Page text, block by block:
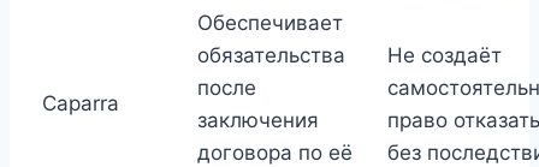
Caparra
Обеспечивает
обязательства
после
заключения
договора по её
Не создаёт
право
без